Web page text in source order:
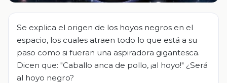
Se explica el origen de los hoyos negros en el
espacio, los cuales atraen todo lo que está a su
paso como si fueran una aspiradora gigantesca.
Dicen que: "Caballo anca de pollo, ¡al hoyo!" ¿Será
al hoyo negro?